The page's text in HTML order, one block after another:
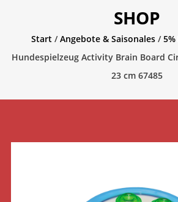
SHOP
Start /Angebote & Saisonales /
Hundespielzeug Activity Brain Board
23 cm 67485